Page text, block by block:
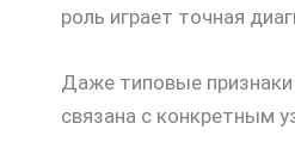
роль играет точная
Даже типовые признаки
связана с конкретным